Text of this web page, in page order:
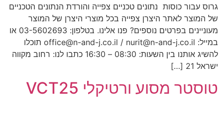
גרוס עבור כוסות נתונים טכניים צפייה והורדת הנתונים הטכניים
של המוצר לאתר היצרן צפייה בכל מוצרי היצרן של המוצר
מעוניינים בפרטים נוספים? פנו אלינו. בטלפון: 03-5602693 או
במייל: office@n-and-j.co.il / nurit@n-and-j.co.il תוכלו
להשיג אותנו בין השעות: 08:30 – 16:30 כתבו לנו: רחוב מקווה
ישראל 21 […]
טוסטר מסוע ורטיקלי VCT25